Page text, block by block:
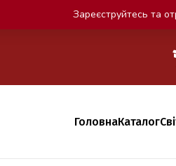
ГоловнаКаталог
Зареєструйтесь та